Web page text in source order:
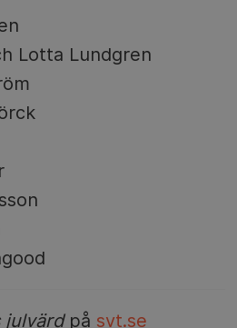
Lotta Lundgren
julvärdpå svt.se